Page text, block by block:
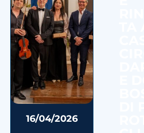
16/04/2026